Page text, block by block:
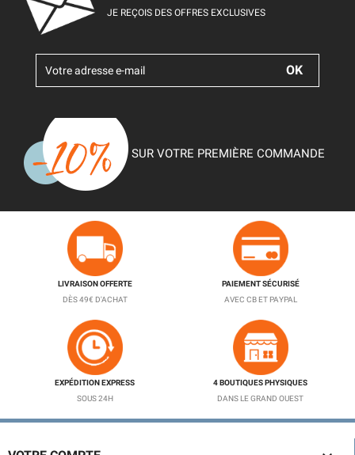
JE REÇOIS DES OFFRES EXCLUSIVES
SUR VOTRE PREMIÈRE COMMANDE
LIVRAISON OFFERTE
DÈS 49€ D'ACHAT
PAIEMENT SÉCURISÉ
AVEC CB ET PAYPAL
EXPÉDITION EXPRESS
SOUS 24H
4 BOUTIQUES PHYSIQUES
DANS LE GRAND OUEST